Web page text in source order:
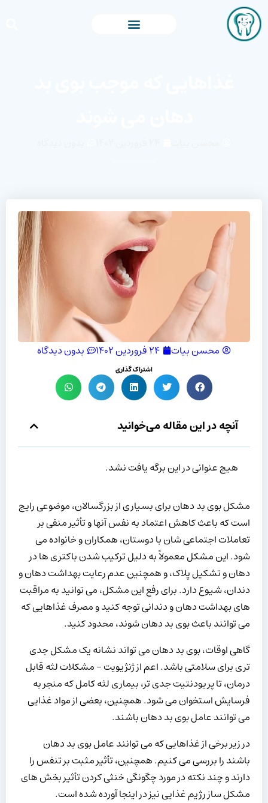
محسن بیات ۲۴ فروردین ۱۴۰۲ بدون دیدگاه
اشتراک گذاری
آنچه در این مقاله می‌خوانید
هیچ عنوانی در این برگه یافت نشد.
مشکل بوی بد دهان برای بسیاری از بزرگسالان، موضوعی رایج
است که باعث کاهش اعتماد به نفس آنها و تأثیر منفی بر
تعاملات اجتماعی شان با دوستان، همکاران و خانواده می
شود. این مشکل معمولاً به دلیل ترکیب شدن باکتری ها در
دهان و تشکیل پلاک، و همچنین عدم رعایت بهداشت دهان و
دندان، شیوع دارد. برای رفع این مشکل، می توانید به مراقبت
های بهداشت دهان و دندانی توجه کنید و مصرف غذاهایی که
می توانند باعث بوی بد دهان شوند، محدود کنید.
گاهی اوقات، بوی بد دهان می تواند نشانه یک مشکل جدی
تری برای سلامتی باشد. اعم از ژنژیویت – مشکلات لثه قابل
درمان، تا پریودنتیت جدی تر، بیماری لثه کامل که منجر به
فرسایش استخوان می شود. همچنین، بعضی از مواد غذایی
می توانند عامل بوی بد دهان باشند.
در زیر برخی از غذاهایی که می توانند عامل بوی بد دهان
باشند را بررسی می کنیم. همچنین، تأثیر مثبت بر تنفس را
دارند و چند نکته در مورد چگونگی خنثی کردن تأثیر بخش های
مشکل ساز رژیم غذایی نیز در اینجا آورده شده است.